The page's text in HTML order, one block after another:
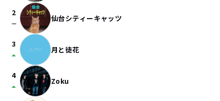
2
check_indeterminate_small 仙台シティーキャッツ
3
arrow_drop_up 月と徒花
4
arrow_drop_up Zoku